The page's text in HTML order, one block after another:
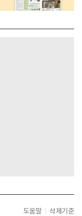
도움말 삭제기준